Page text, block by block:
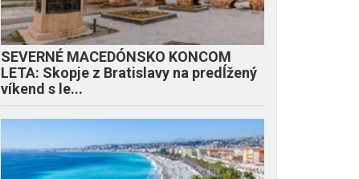
SEVERNÉ MACEDÓNSKO KONCOM
LETA: Skopje z Bratislavy na predĺžený
víkend s le...